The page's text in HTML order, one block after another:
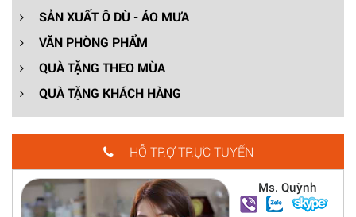
SẢN XUẤT Ô DÙ - ÁO MƯA
VĂN PHÒNG PHẨM
QUÀ TẶNG THEO MÙA
QUÀ TẶNG KHÁCH HÀNG
HỖ TRỢ TRỰC TUYẾN
Ms. Quỳnh